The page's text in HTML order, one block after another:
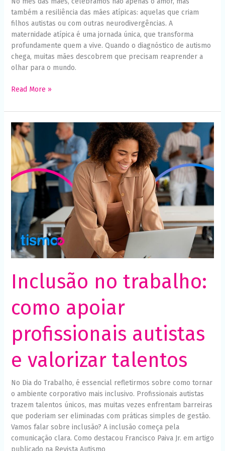
também a resiliência das mães atípicas: aquelas que criam
filhos autistas ou com outras neurodivergências. A
maternidade atípica é uma jornada única, que transforma
profundamente quem a vive. Quando o diagnóstico de autismo
chega, muitas mães descobrem que precisam reaprender a
olhar para o mundo.
Read More »
Inclusão no trabalho:
como apoiar
profissionais autistas
e valorizar talentos
No Dia do Trabalho, é essencial refletirmos sobre como tornar
o ambiente corporativo mais inclusivo. Profissionais autistas
trazem talentos únicos, mas muitas vezes enfrentam barreiras
que poderiam ser eliminadas com práticas simples de gestão.
Vamos falar sobre inclusão? A inclusão começa pela
comunicação clara. Como destacou Francisco Paiva Jr. em artigo
publicado na Revista Autismo
Inclusão
no
trabalho:
como
apoiar
profissionais
autistas
valorizar
talentos